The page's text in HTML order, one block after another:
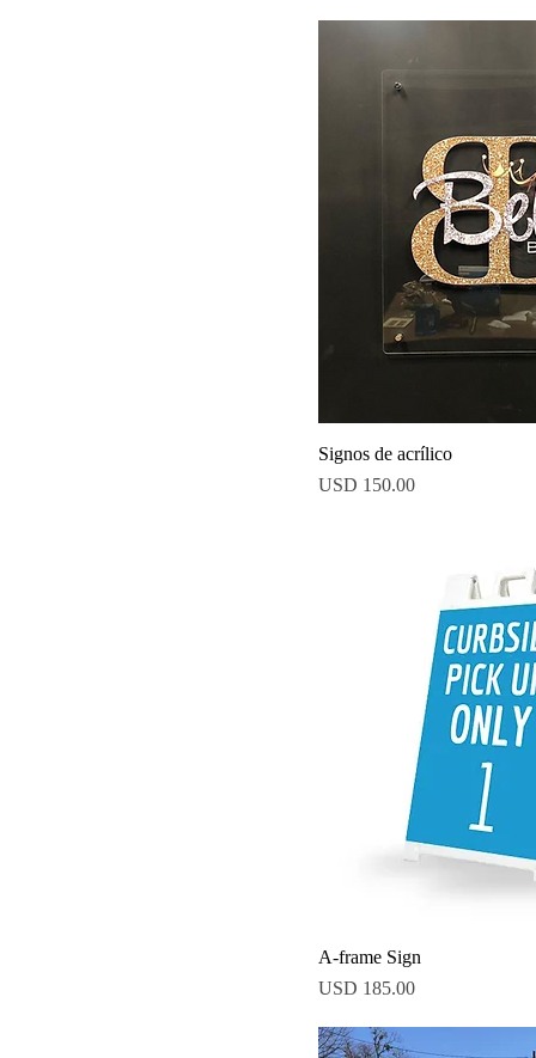
Signos de acrílico
Precio
USD 150.00
A-frame Sign
Precio
USD 185.00